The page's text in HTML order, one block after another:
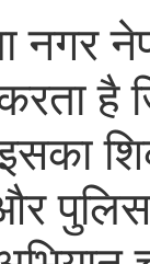
नगर
है